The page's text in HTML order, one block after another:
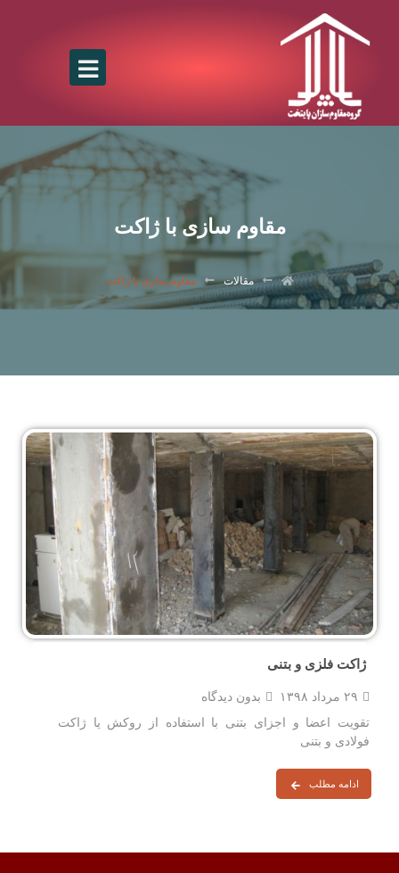
مقاوم سازی با ژاکت
مقالات مقاوم سازی با ژاکت
ژاکت فلزی و بتنی
۲۹ مرداد ۱۳۹۸
بدون دیدگاه
تقویت اعضا و اجزای بتنی با استفاده از روکش یا ژاکت
فولادی و بتنی
ادامه مطلب